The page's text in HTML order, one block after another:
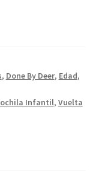
, Done By Deer, Edad,
Infantil, Vuelta